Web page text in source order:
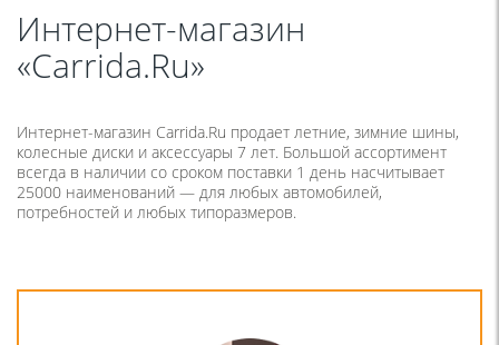
Интернет-магазин
«Carrida.Ru»
Интернет-магазин Carrida.Ru продает летние, зимние шины,
колесные диски и аксессуары 7 лет. Большой ассортимент
всегда в наличии со сроком поставки 1 день насчитывает
25000 наименований — для любых автомобилей,
потребностей и любых типоразмеров.